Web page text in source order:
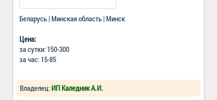
Беларусь | Минская область | Минск
Цена:
за сутки: 150-300
за час: 15-85
Владелец: ИП Каледник А.И.